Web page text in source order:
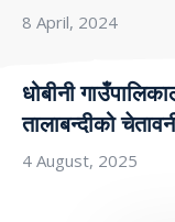
8 April, 2024
धोबीनी
तालाबन्दीको
4 August, 2025